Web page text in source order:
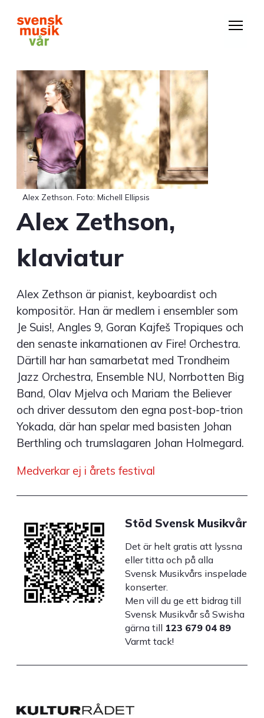
huvudinnehåll
Alex Zethson. Foto: Michell Ellipsis
Alex Zethson,
klaviatur
Alex Zethson är pianist, keyboardist och
kompositör. Han är medlem i ensembler som
Je Suis!, Angles 9, Goran Kajfeš Tropiques och
den senaste inkarnationen av Fire! Orchestra.
Därtill har han samarbetat med Trondheim
Jazz Orchestra, Ensemble NU, Norrbotten Big
Band, Olav Mjelva och Mariam the Believer
och driver dessutom den egna post-bop-trion
Yokada, där han spelar med basisten Johan
Berthling och trumslagaren Johan Holmegard.
Medverkar ej i årets festival
Stöd Svensk Musikvår
Det är helt gratis att lyssna
eller titta och på alla
Svensk Musikvårs inspelade
konserter.
Men vill du ge ett bidrag till
Svensk Musikvår så Swisha
gärna till 123 679 04 89
Varmt tack!